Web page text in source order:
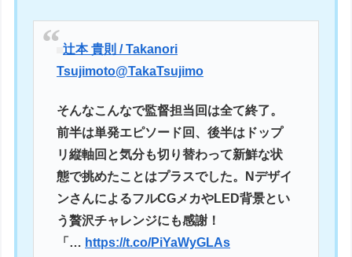
辻本 貴則 / Takanori
Tsujimoto@TakaTsujimo
そんなこんなで監督担当回は全て終了。
前半は単発エピソード回、後半はドップ
リ縦軸回と気分も切り替わって新鮮な状
態で挑めたことはプラスでした。Nデザイ
ンさんによるフルCGメカやLED背景とい
う贅沢チャレンジにも感謝！
「… https://t.co/PiYaWyGLAs